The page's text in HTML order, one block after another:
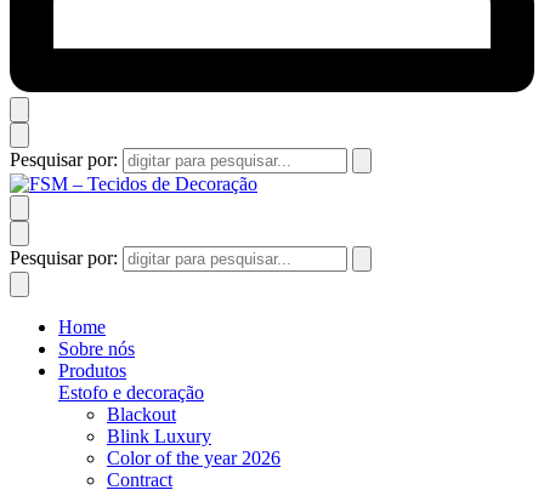
Pesquisar por:
Pesquisar por:
Home
Sobre nós
Produtos
Estofo e decoração
Blackout
Blink Luxury
Color of the year 2026
Contract